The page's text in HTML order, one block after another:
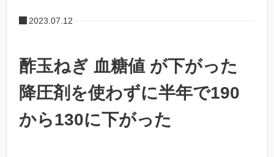
2023.07.12
酢玉ねぎ 血糖値 が下がった
降圧剤を使わずに半年で190
から130に下がった